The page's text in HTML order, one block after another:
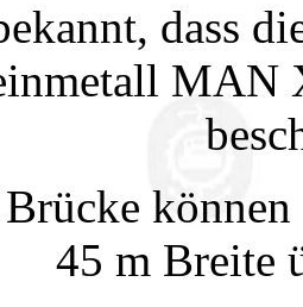
dass
MAN
45 m Breite